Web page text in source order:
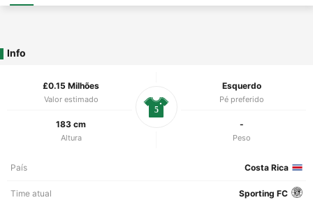
Info
£0.15 Milhões
Valor estimado
Esquerdo
Pé preferido
183 cm
Altura
-
Peso
5
País Costa Rica
Time atual Sporting FC